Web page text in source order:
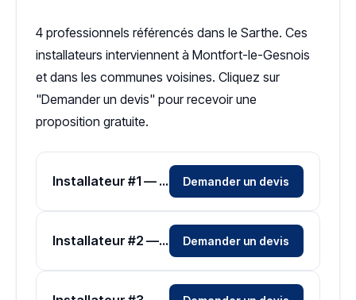
4 professionnels référencés dans le Sarthe. Ces
installateurs interviennent à Montfort-le-Gesnois
et dans les communes voisines. Cliquez sur
"Demander un devis" pour recevoir une
proposition gratuite.
Installateur #1 — Zone Sarthe Demander un devis
Installateur #2 — Zone Sarthe Demander un devis